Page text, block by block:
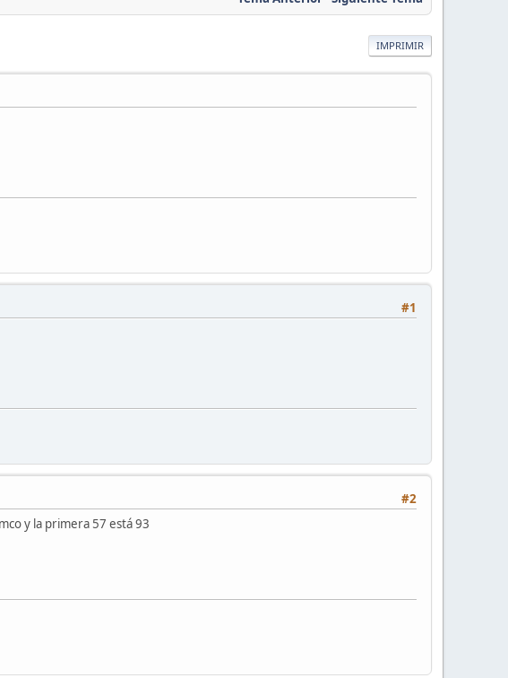
IMPRIMIR
#1
#2
y la primera 57 está 93